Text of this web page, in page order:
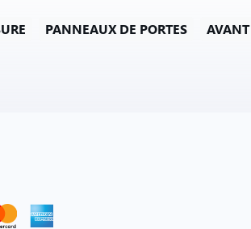
PANNEAUX DE PORTES AVANT